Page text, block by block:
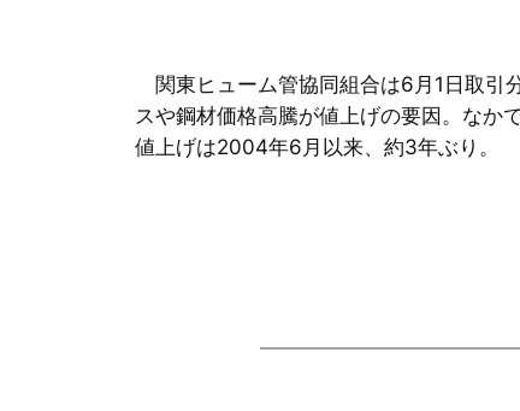
関東ヒューム管協同組合は6月1日取引
スや鋼材価格高騰が値上げの要因。なか
値上げは2004年6月以来、約3年ぶり。